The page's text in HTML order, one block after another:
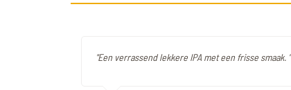
"Een verrassend lekkere IPA met een frisse smaak. "